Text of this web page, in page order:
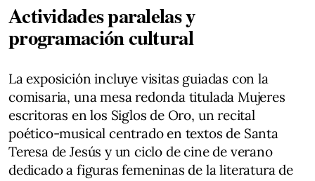
Actividades paralelas y
programación cultural
La exposición incluye visitas guiadas con la
comisaria, una mesa redonda titulada Mujeres
escritoras en los Siglos de Oro, un recital
poético-musical centrado en textos de Santa
Teresa de Jesús y un ciclo de cine de verano
dedicado a figuras femeninas de la literatura de